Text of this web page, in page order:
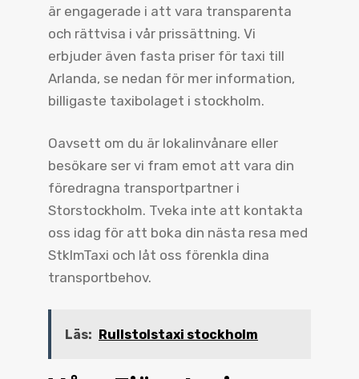
är engagerade i att vara transparenta
och rättvisa i vår prissättning. Vi
erbjuder även fasta priser för taxi till
Arlanda, se nedan för mer information,
billigaste taxibolaget i stockholm.
Oavsett om du är lokalinvånare eller
besökare ser vi fram emot att vara din
föredragna transportpartner i
Storstockholm. Tveka inte att kontakta
oss idag för att boka din nästa resa med
StklmTaxi och låt oss förenkla dina
transportbehov.
Läs: Rullstolstaxi stockholm